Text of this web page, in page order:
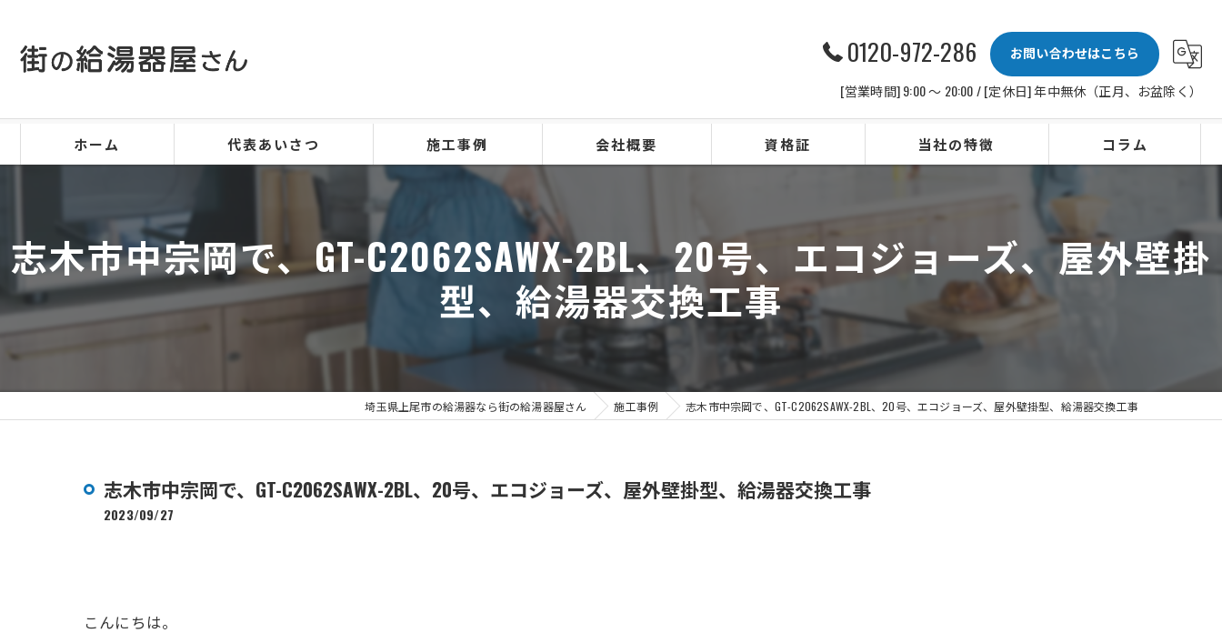
0120-972-286
お問い合わせはこちら
[営業時間] 9:00 〜 20:00 / [定休日] 年中無休（正月、お盆除く）
ホーム 代表あいさつ 施工事例 会社概要 資格証 当社の特徴
レンジフード
IHクッキングヒーター
ビルトイン食洗機
浴室換気扇
コラム
志木市中宗岡で、GT-C2062SAWX-2BL、20号、エコジョーズ、屋外壁掛
型、給湯器交換工事
埼玉県上尾市の給湯器なら街の給湯器屋さん 施工事例 志木市中宗岡で、GT-C2062SAWX-2BL、20号、エコジョーズ、屋外壁掛型、給湯器交換工事
志木市中宗岡で、GT-C2062SAWX-2BL、20号、エコジョーズ、屋外壁掛型、給湯器交換工事
2023/09/27
こんにちは。